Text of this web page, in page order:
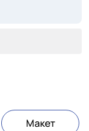
Макет